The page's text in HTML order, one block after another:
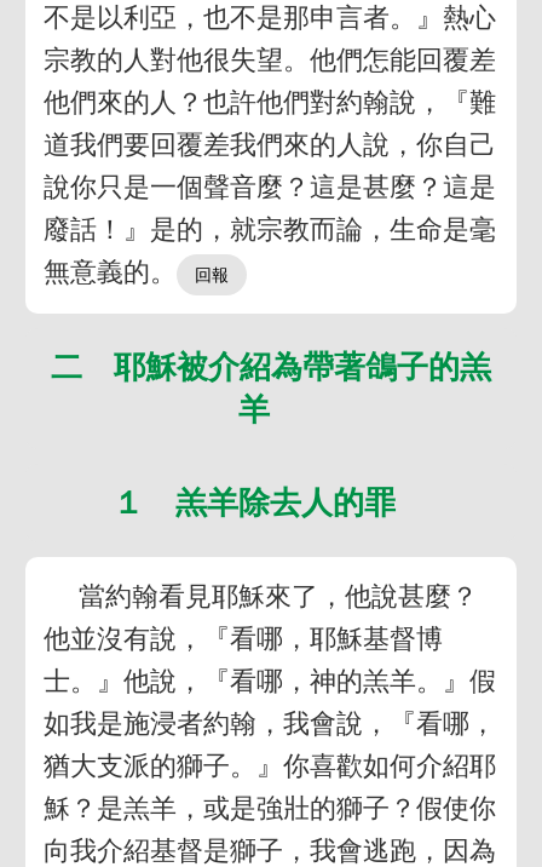
不是以利亞，也不是那申言者。』熱心
宗教的人對他很失望。他們怎能回覆差
他們來的人？也許他們對約翰說，『難
道我們要回覆差我們來的人說，你自己
說你只是一個聲音麼？這是甚麼？這是
廢話！』是的，就宗教而論，生命是毫
無意義的。
二 耶穌被介紹為帶著鴿子的羔
羊
１ 羔羊除去人的罪
當約翰看見耶穌來了，他說甚麼？
他並沒有說，『看哪，耶穌基督博
士。』他說，『看哪，神的羔羊。』假
如我是施浸者約翰，我會說，『看哪，
猶大支派的獅子。』你喜歡如何介紹耶
穌？是羔羊，或是強壯的獅子？假使你
向我介紹基督是獅子，我會逃跑，因為